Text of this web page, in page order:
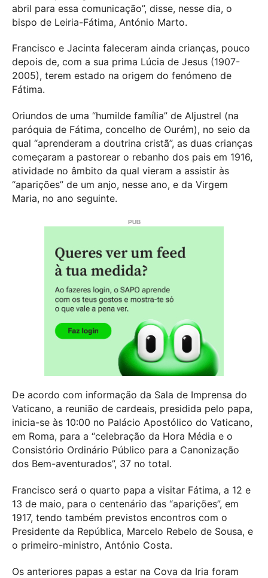
abril para essa comunicação”, disse, nesse dia, o
bispo de Leiria-Fátima, António Marto.
Francisco e Jacinta faleceram ainda crianças, pouco
depois de, com a sua prima Lúcia de Jesus (1907-
2005), terem estado na origem do fenómeno de
Fátima.
Oriundos de uma “humilde família” de Aljustrel (na
paróquia de Fátima, concelho de Ourém), no seio da
qual “aprenderam a doutrina cristã”, as duas crianças
começaram a pastorear o rebanho dos pais em 1916,
atividade no âmbito da qual vieram a assistir às
“aparições” de um anjo, nesse ano, e da Virgem
Maria, no ano seguinte.
De acordo com informação da Sala de Imprensa do
Vaticano, a reunião de cardeais, presidida pelo papa,
inicia-se às 10:00 no Palácio Apostólico do Vaticano,
em Roma, para a “celebração da Hora Média e o
Consistório Ordinário Público para a Canonização
dos Bem-aventurados”, 37 no total.
Francisco será o quarto papa a visitar Fátima, a 12 e
13 de maio, para o centenário das “aparições”, em
1917, tendo também previstos encontros com o
Presidente da República, Marcelo Rebelo de Sousa, e
o primeiro-ministro, António Costa.
Os anteriores papas a estar na Cova da Iria foram